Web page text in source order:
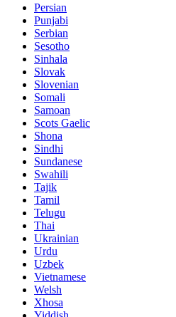
Persian
Punjabi
Serbian
Sesotho
Sinhala
Slovak
Slovenian
Somali
Samoan
Scots Gaelic
Shona
Sindhi
Sundanese
Swahili
Tajik
Tamil
Telugu
Thai
Ukrainian
Urdu
Uzbek
Vietnamese
Welsh
Xhosa